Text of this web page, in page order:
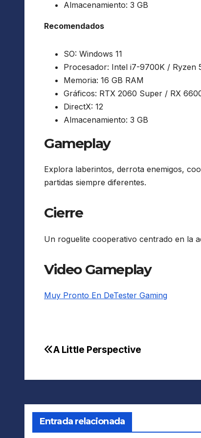
Almacenamiento: 3 GB
Recomendados
SO: Windows 11
Procesador: Intel i7-9700K / Ryzen
Memoria: 16 GB RAM
Gráficos: RTX 2060 Super / RX
DirectX: 12
Almacenamiento: 3 GB
Gameplay
Explora laberintos, derrota enemigos,
partidas siempre diferentes.
Cierre
Un roguelite cooperativo centrado en la
Video Gameplay
Muy Pronto En DeTester Gaming
Navegación
A Little Perspective
Entrada relacionada